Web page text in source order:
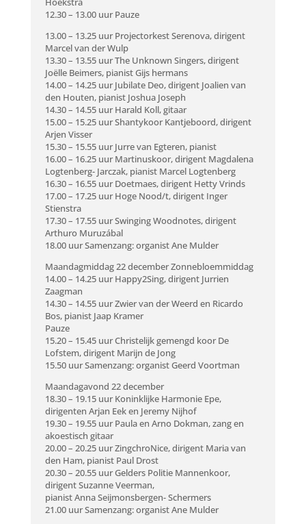
12.30 – 13.00 uur Pauze
13.00 – 13.25 uur Projectorkest Serenova, dirigent
Marcel van der Wulp
13.30 – 13.55 uur The Unknown Singers, dirigent
Joëlle Beimers, pianist Gijs hermans
14.00 – 14.25 uur Jubilate Deo, dirigent Joalien van
den Houten, pianist Joshua Joseph
14.30 – 14.55 uur Harald Koll, gitaar
15.00 – 15.25 uur Shantykoor Kantjeboord, dirigent
Arjen Visser
15.30 – 15.55 uur Jurre van Egteren, pianist
16.00 – 16.25 uur Martinuskoor, dirigent Magdalena
Logtenberg- Jarczak, pianist Marcel Logtenberg
16.30 – 16.55 uur Doetmaes, dirigent Hetty Vrinds
17.00 – 17.25 uur Hoge Nood/t, dirigent Inger
Stienstra
17.30 – 17.55 uur Swinging Woodnotes, dirigent
Arthuro Muruzábal
18.00 uur Samenzang: organist Ane Mulder
Maandagmiddag 22 december Zonnebloemmiddag
14.00 – 14.25 uur Happy2Sing, dirigent Jurrien
Zaagman
14.30 – 14.55 uur Zwier van der Weerd en Ricardo
Bos, pianist Jaap Kramer
Pauze
15.20 – 15.45 uur Christelijk gemengd koor De
Lofstem, dirigent Marijn de Jong
15.50 uur Samenzang: organist Geerd Voortman
Maandagavond 22 december
18.30 – 19.15 uur Koninklijke Harmonie Epe,
dirigenten Arjan Eek en Jeremy Nijhof
19.30 – 19.55 uur Paula en Arno Dokman, zang en
akoestisch gitaar
20.00 – 20.25 uur ZingchroNice, dirigent Maria van
den Ham, pianist Paul Drost
20.30 – 20.55 uur Gelders Politie Mannenkoor,
dirigent Suzanne Veerman,
pianist Anna Seijmonsbergen- Schermers
21.00 uur Samenzang: organist Ane Mulder